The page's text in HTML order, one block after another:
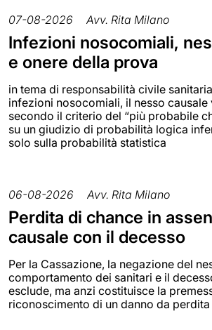
07-08-2026 Avv. Rita Milano
Infezioni nosocomiali,
e onere della prova
in tema di responsabilità civile
infezioni nosocomiali, il nesso causale
secondo il criterio del “più probabile
su un giudizio di probabilità logica
solo sulla probabilità statistica
06-08-2026 Avv. Rita Milano
Perdita di chance in
causale con il decesso
Per la Cassazione, la negazione del
comportamento dei sanitari e il
esclude, ma anzi costituisce la
riconoscimento di un danno da